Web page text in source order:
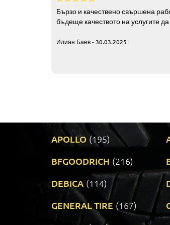
Бързо и качествено свършена
бъдеще качеството на услугите
Илиан Баев - 30.03.2025
APOLLO (195)
BFGOODRICH (216)
DEBICA (114)
GENERAL TIRE (167)